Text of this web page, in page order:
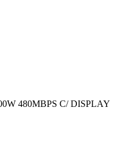
480MBPS C/ DISPLAY